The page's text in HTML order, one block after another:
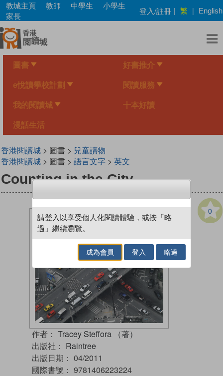
Skip
main
content
教城主頁 教師 中學生
小學生
家長
登入/註冊 | 繁 | English
圖書 好書推介
e悅讀學校計劃 閱讀服務
我的閱讀城 十本好讀
漫話生活
香港閱讀城> 圖書 > 兒童讀物
香港閱讀城> 圖書 > 語言文字> 英文
Counting in the City
0
作者： Tracey Steffora （著）
出版社： Raintree
出版日期： 04/2011
國際書號： 9781406223224
請登入以享受個人化閱讀體驗，或按「略
過」繼續瀏覽。
成為會員 登入 略過